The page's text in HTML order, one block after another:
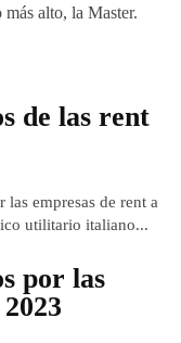
alto, la Master.
de las rent
empresas de rent a
utilitario italiano...
por las